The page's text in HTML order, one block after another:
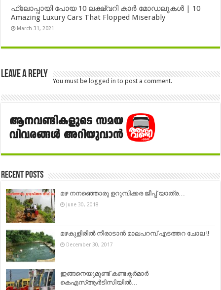
ഫ്ലോപ്പായി പോയ 10 ലക്ഷ്വറി കാർ മോഡലുകൾ | 10
Amazing Luxury Cars That Flopped Miserably
March 31, 2021
Leave a Reply
You must belogged in to post a comment.
Recent Posts
മഴ നനഞ്ഞൊരു ഉറുമ്പിക്കര ജീപ്പ് യാത്ര…
June 30, 2018
മഴകുളിരിൽ നീരാടാൻ മാലപറമ്പ് എടത്തറ ചോല !!
December 30, 2017
ഇങ്ങനെയുമുണ്ട് കണ്ടക്ടര്‍മാര്‍
കെഎസ്ആര്‍ടിസിയില്‍…